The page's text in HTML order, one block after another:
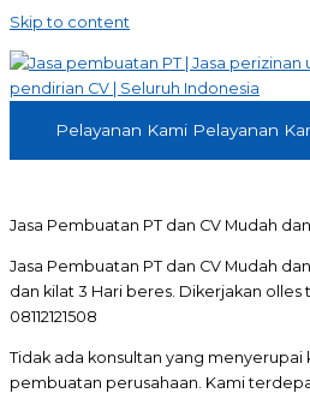
Skip to content
Pelayanan Kami Pelayanan
Jasa Pembuatan PT dan CV Mudah
Jasa Pembuatan PT dan CV Mudah
dan kilat 3 Hari beres. Dikerjakan olles
08112121508
Tidak ada konsultan yang
pembuatan perusahaan. Kami